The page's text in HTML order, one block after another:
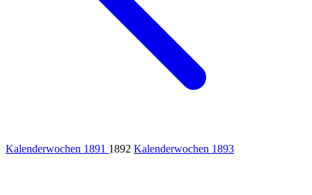
Kalenderwochen 1891 1892 Kalenderwochen 1893